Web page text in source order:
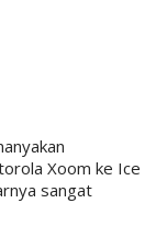
Xoom ke Ice
sangat